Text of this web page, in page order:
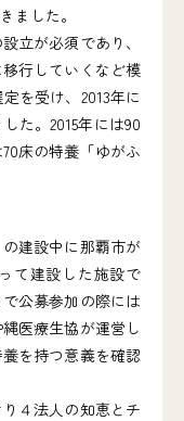
ました。
立が必須であり、
行していくなど模
を受け、2013年に
た。2015年には90
床の特養「ゆがふ
建設中に那覇市が
て建設した施設で
公募参加の際には
医療生協が運営し
を持つ意義を確認
４法人の知恵とチ